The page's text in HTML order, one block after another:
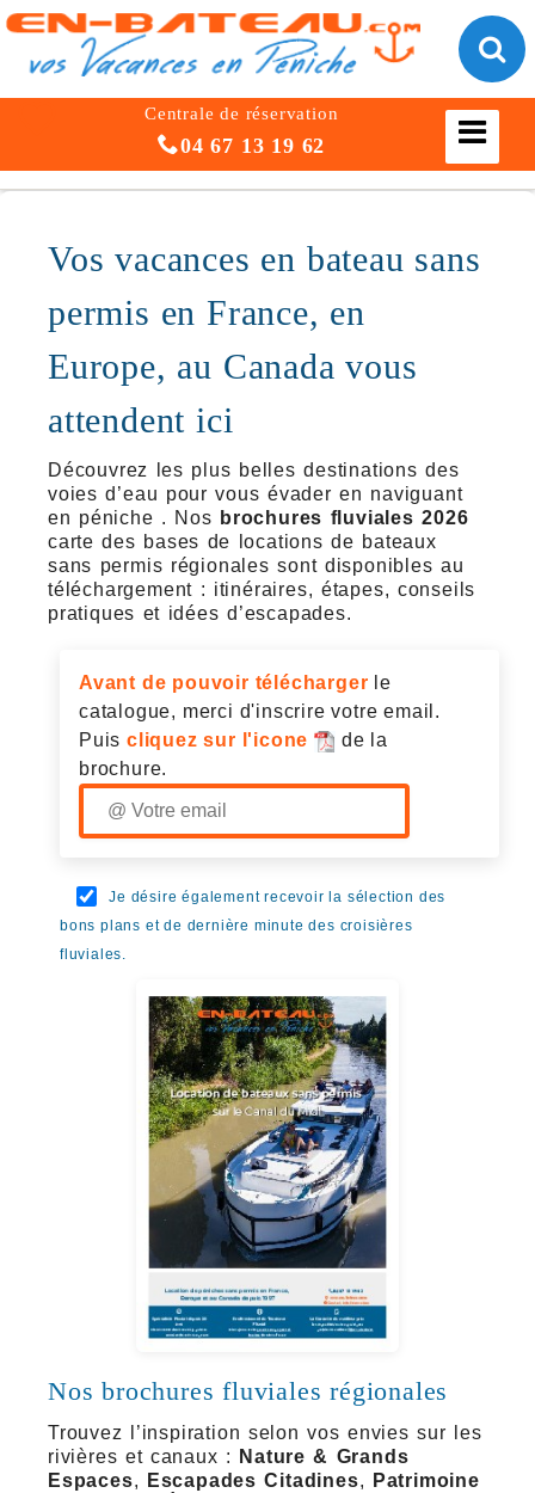
Centrale de réservation
04 67 13 19 62
Vos vacances en bateau sans
permis en France, en
Europe, au Canada vous
attendent ici
Découvrez les plus belles destinations des
voies d’eau pour vous évader en naviguant
en péniche . Nos brochures fluviales 2026
carte des bases de locations de bateaux
sans permis régionales sont disponibles au
téléchargement : itinéraires, étapes, conseils
pratiques et idées d’escapades.
Avant de pouvoir télécharger le
catalogue, merci d'inscrire votre email.
Puis cliquez sur l'icone
de la
brochure.
Je désire également recevoir la sélection des
bons plans et de dernière minute des croisières
fluviales.
Nos brochures fluviales régionales
Trouvez l’inspiration selon vos envies sur les
rivières et canaux :
Nature & Grands
Espaces, Escapades Citadines,
Patrimoine